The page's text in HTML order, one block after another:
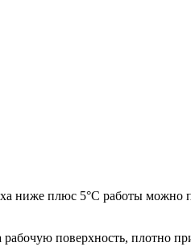
ниже плюс 5°С работы можно
поверхность, плотно